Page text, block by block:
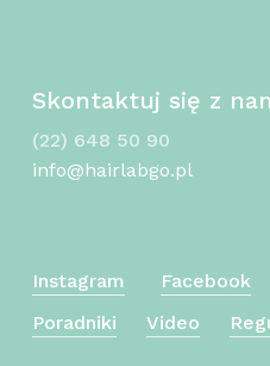
Skontaktuj się z
(22) 648 50 90
info@hairlabgo.pl
Instagram Facebook
Poradniki
Video